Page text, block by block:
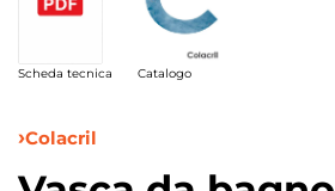
Scheda tecnica Catalogo
Colacril